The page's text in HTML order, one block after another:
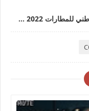
نتائج مباراة توظيف 43 منصب بالمكتب الوطني للمطارات Résultats Concours ONDA 2022